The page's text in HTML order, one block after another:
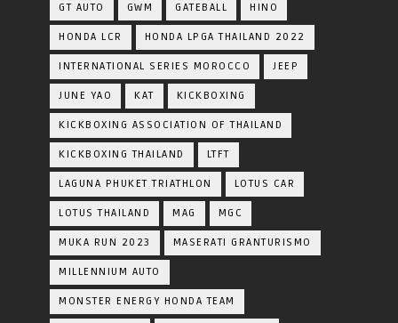
GT AUTO GWM GATEBALL HINO
HONDA LCR HONDA LPGA THAILAND 2022
INTERNATIONAL SERIES MOROCCO JEEP
JUNE YAO KAT KICKBOXING
KICKBOXING ASSOCIATION OF THAILAND
KICKBOXING THAILAND LTFT
LAGUNA PHUKET TRIATHLON LOTUS CAR
LOTUS THAILAND MAG MGC
MUKA RUN 2023 MASERATI GRANTURISMO
MILLENNIUM AUTO
MONSTER ENERGY HONDA TEAM